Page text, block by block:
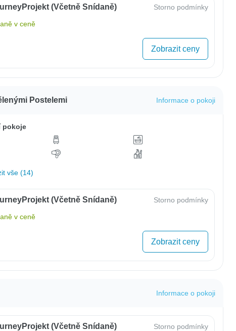
(včetně Snídaně) Storno podmínky
v ceně
Zobrazit ceny
Postelemi Informace o pokoji
pokoje
vše (14)
(včetně Snídaně) Storno podmínky
v ceně
Zobrazit ceny
Informace o pokoji
(včetně Snídaně) Storno podmínky